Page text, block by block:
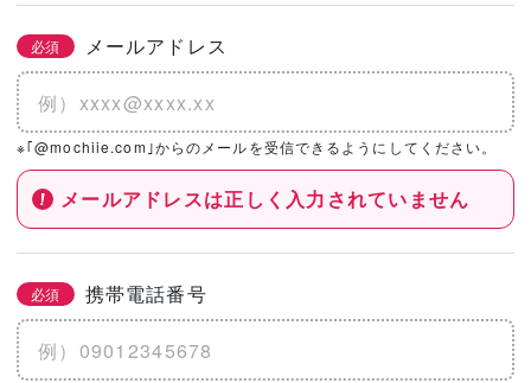
必須 メールアドレス
※｢@mochiie.com｣からのメールを受信できるようにしてください。
メールアドレスは正しく入力されていません
必須 携帯電話番号